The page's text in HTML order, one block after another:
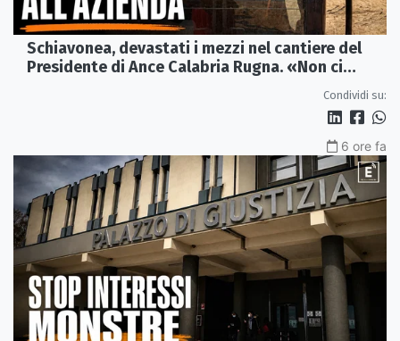
Schiavonea, devastati i mezzi nel cantiere del
Presidente di Ance Calabria Rugna. «Non ci
Condividi su:
6 ore fa